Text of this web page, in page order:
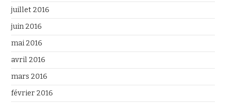
juillet 2016
juin 2016
mai 2016
avril 2016
mars 2016
février 2016